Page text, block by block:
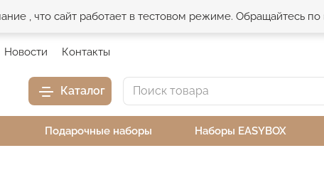
, что сайт работает в тестовом режиме. Обращайтесь
Новости Контакты
Каталог
Подарочные наборы Наборы EASYBOX